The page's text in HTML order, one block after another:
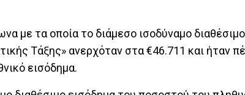
με τα οποία το διάμεσο ισοδύναμο
Τάξης» ανερχόταν στα €46.711 και ήταν
εισόδημα.